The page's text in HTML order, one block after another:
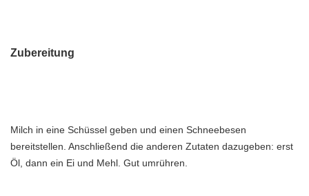
Zubereitung
Milch in eine Schüssel geben und einen Schneebesen
bereitstellen. Anschließend die anderen Zutaten dazugeben: erst
Öl, dann ein Ei und Mehl. Gut umrühren.